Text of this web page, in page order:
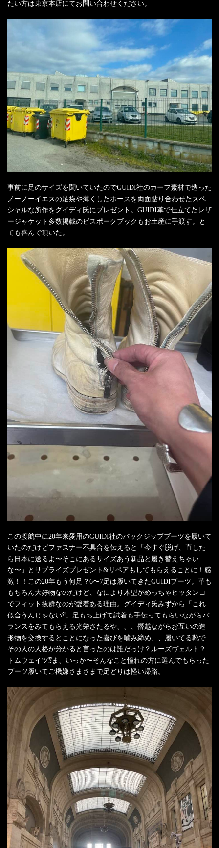
たい方は東京本店にてお問い合わせください。
事前に足のサイズを聞いていたのでGUIDI社のカーフ素材で造った
ノーノーイエスの足袋や薄くしたホースを両面貼り合わせたスペ
シャルな所作をグイディ氏にプレゼント。GUIDI革で仕立てたレザ
ージャケット多数掲載のビスポークブックもお土産に手渡す。と
ても喜んで頂いた。
この渡航中に20年来愛用のGUIDI社のバックジップブーツを履いて
いたのだけどファスナー不具合を伝えると「今すぐ脱げ、直した
ら日本に送るよ〜そこにあるサイズあう新品と履き替えちゃい
な〜」とサプライズプレゼント&リペアもしてもらえることに！感
激！！この20年もう何足？6〜7足は履いてきたGUIDIブーツ。革も
もちろん大好物なのだけど、なにより木型がめっちゃピッタンコ
でフィット抜群なのが愛着ある理由。グイディ氏みずから「これ
似合うんじゃない⁈」足もち上げて試着も手伝ってもらいながらバ
ランスをみてもらえる光栄さたるや、、、僭越ながらお互いの造
形物を交換するとことになった喜びを噛み締め、、履いてる靴で
その人の人格が分かると言ったのは誰だっけ？ルーズヴェルト？
トムウェイツ⁇ま、いっか〜そんなこと憧れの方に選んでもらった
ブーツ履いてご機嫌さまさまで足どりは軽い帰路。